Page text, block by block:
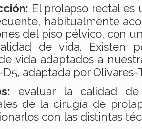
El prolapso rectal es
habitualmente
del piso pélvico, con
de vida. Existen
vida adaptados a
D5, adaptada por Olivares-
evaluar la calidad
de la cirugía de
con las distintas